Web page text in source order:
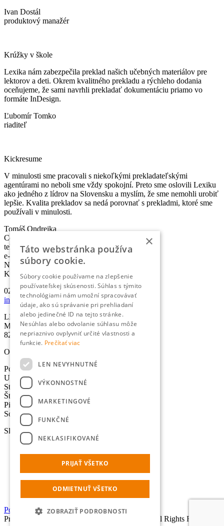
Ivan Dostál
produktový manažér
Krúžky v škole
Lexika nám zabezpečila preklad našich učebných materiálov pre
lektorov a deti. Okrem kvalitného prekladu a rýchleho dodania
oceňujeme, že sami navrhli prekladať dokumentáciu priamo vo
formáte InDesign.
Ľubomír Tomko
riaditeľ
Kickresume
V minulosti sme pracovali s niekoľkými prekladateľskými
agentúrami no neboli sme vždy spokojní. Preto sme oslovili Lexiku
ako jedného z lídrov na Slovensku a myslím, že sme nemohli urobiť
lepšie. Kvalita prekladov sa nedá porovnať s prekladmi, ktoré sme
používali v minulosti.
Tomáš Ondrejka
Co-founder & Head of Marketing
telefón: +421 2 5010 6700
e-mail:
info@lexika.sk
Nájdete nás:
Kontakty
02/501 067 00
info@lexika.sk
LEXIKA s.r.o.
Miletičova 21
821 09 Bratislava
Otváracie hodiny
Pondelok: 8:30-17:00 hod.
Utorok: 8:30-17:00 hod.
Streda: 8:30-17:00 hod.
Štvrtok: 8:30-17:00 hod.
Piatok: 8:30-17:00 hod.
Sobota - Nedeľa: Zatvorené
Služby
Úradné preklady
Lokalizácia
Výpočet normostrán
Online prekladač
Portál pre dodávateľov
Prihlásiť sa
Copyright © 2014 LEXIKA s.r.o., All Rights Reserved.
×
Táto webstránka používa
súbory cookie.
Súbory cookie používame na zlepšenie
používateľskej skúsenosti. Súhlas s týmito
technológiami nám umožní spracovávať
údaje, ako sú správanie pri prehliadaní
alebo jedinečné ID na tejto stránke.
Nesúhlas alebo odvolanie súhlasu môže
nepriaznivo ovplyvniť určité vlastnosti a
funkcie. Prečítať viac
LEN NEVYHNUTNÉ
VÝKONNOSTNÉ
MARKETINGOVÉ
FUNKČNÉ
NEKLASIFIKOVANÉ
PRIJAŤ VŠETKO
ODMIETNUŤ VŠETKO
ZOBRAZIŤ PODROBNOSTI